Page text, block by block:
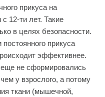
прикуса на
12-ти лет. Такие
в целях безопасности.
прикуса
эффективнее.
не сформировались
у взрослого, а потому
ткани (мышечной,